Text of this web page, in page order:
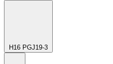
H16 PGJ19-3